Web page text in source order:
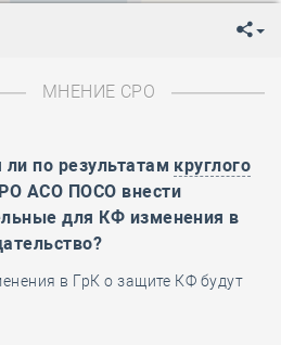
Российской Федерации
Ленинграда от фашистской
МНЕНИЕ СРО
ли по результатам круглого
АСО ПОСО внести
для КФ изменения в
в ГрК о защите КФ будут